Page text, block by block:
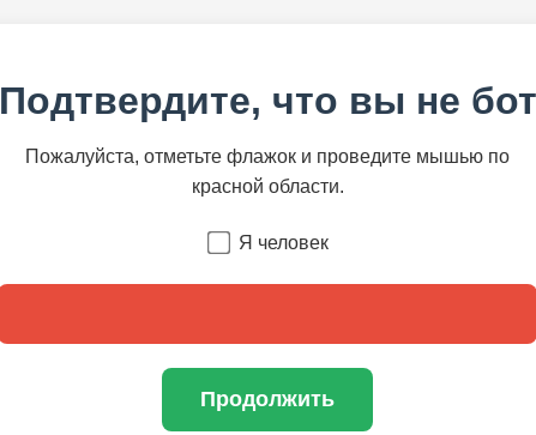
Подтвердите, что вы не бот
Пожалуйста, отметьте флажок и проведите мышью по
красной области.
Я человек
Продолжить